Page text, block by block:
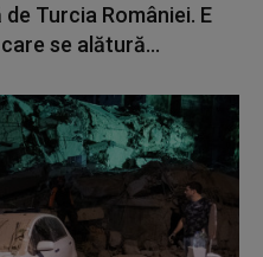
Turcia României. E
se alătură...